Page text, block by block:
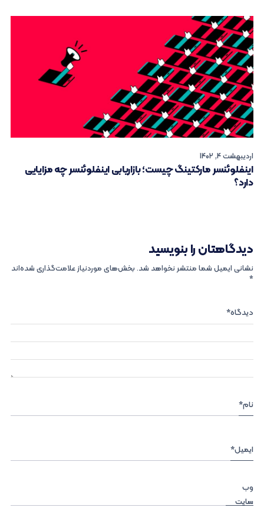
اردیبهشت 4, 1402
اینفلوئنسر مارکتینگ چیست؛ بازاریابی اینفلوئنسر چه مزایایی
دارد؟
دیدگاهتان را بنویسید
نشانی ایمیل شما منتشر نخواهد شد. بخش‌های موردنیاز علامت‌گذاری شده‌اند
*
دیدگاه*
نام*
ایمیل*
وب‌
سایت